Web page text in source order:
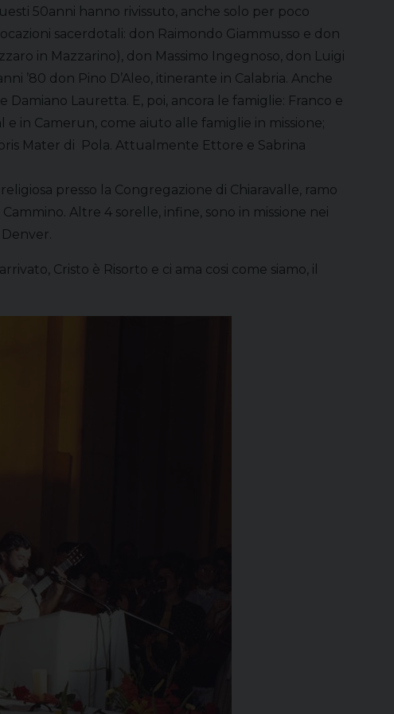
50anni hanno rivissuto, anche solo per poco
sacerdotali: don Raimondo Giammusso e don
in Mazzarino), don Massimo Ingegnoso, don Luigi
’80 don Pino D’Aleo, itinerante in Calabria. Anche
Lauretta. E, poi, ancora le famiglie: Franco e
e in Camerun, come aiuto alle famiglie in missione;
Mater di Pola. Attualmente Ettore e Sabrina
presso la Congregazione di Chiaravalle, ramo
Altre 4 sorelle, infine, sono in missione nei
Cristo è Risorto e ci ama cosi come siamo, il